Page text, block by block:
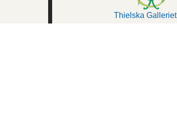
Thielska Galleriet